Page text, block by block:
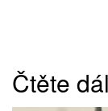
Čtěte